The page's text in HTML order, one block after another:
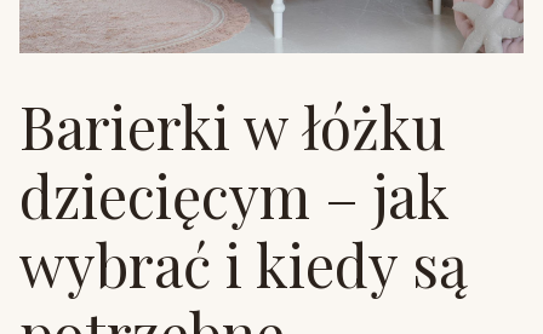
Barierki w łóżku
dziecięcym – jak
wybrać i kiedy są